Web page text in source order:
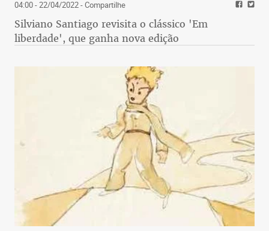
04:00 - 22/04/2022- Compartilhe
Silviano Santiago revisita o clássico 'Em
liberdade', que ganha nova edição